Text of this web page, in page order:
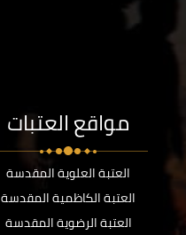
مواقع العتبات
العتبة العلوية المقدسة
العتبة الكاظمية المقدسة
العتبة الرضوية المقدسة